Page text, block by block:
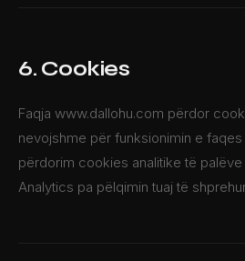
6. Cookies
Faqja www.dallohu.com përdor
nevojshme për funksionimin e
përdorim cookies analitike të
Analytics pa pëlqimin tuaj të